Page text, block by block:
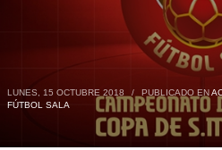
LUNES, 15 OCTUBRE 2018 / PUBLICADO EN
FÚTBOL SALA